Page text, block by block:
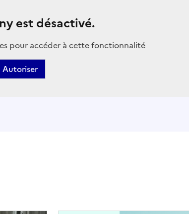
est désactivé.
pour accéder à cette fonctionnalité
Autoriser